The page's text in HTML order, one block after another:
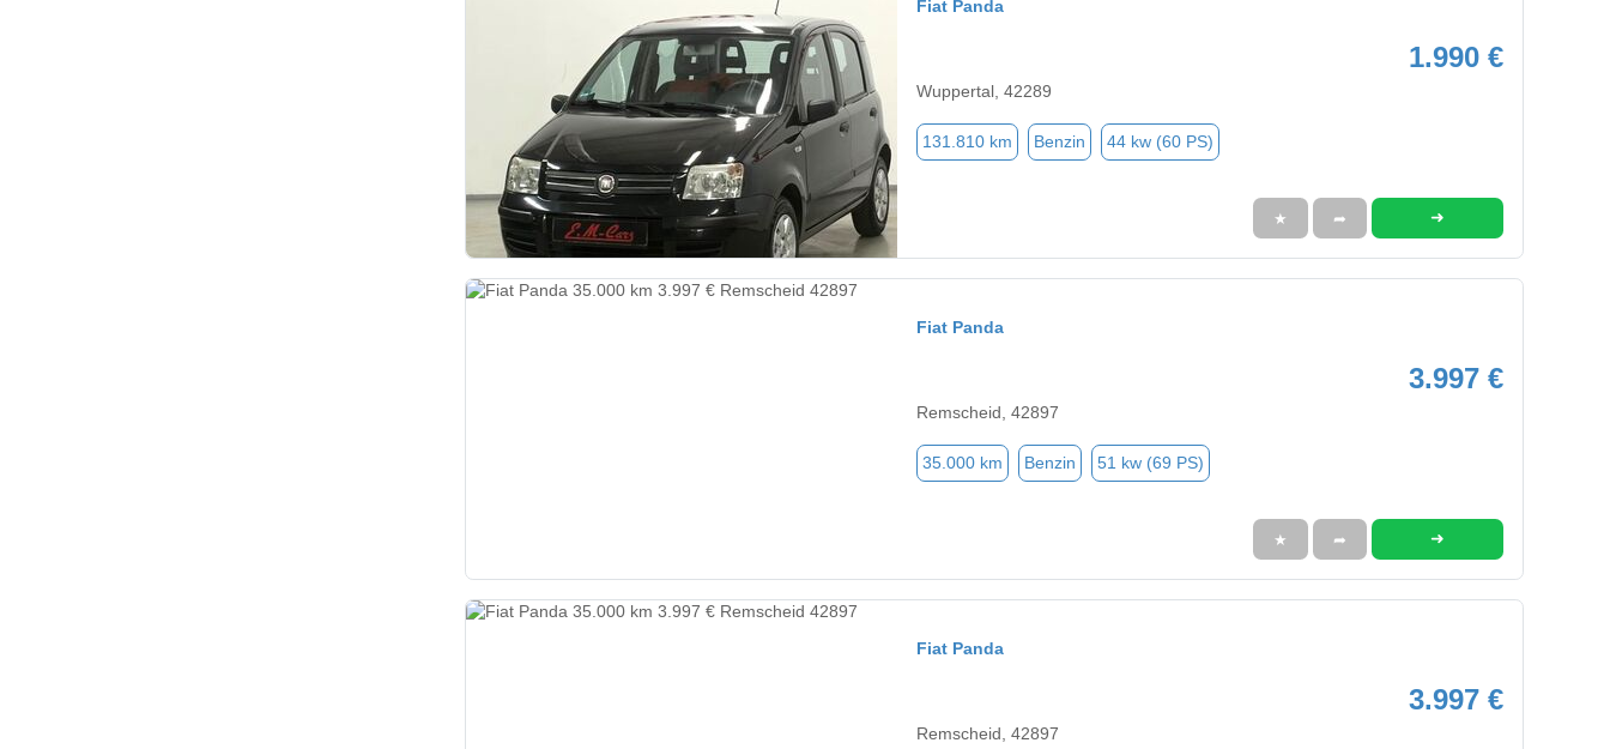
Fiat Panda
1.990 €
Wuppertal, 42289
131.810 km Benzin 44 kw (60 PS)
★ ➦ ➜
Fiat Panda
3.997 €
Remscheid, 42897
35.000 km Benzin 51 kw (69 PS)
★ ➦ ➜
Fiat Panda
3.997 €
Remscheid, 42897